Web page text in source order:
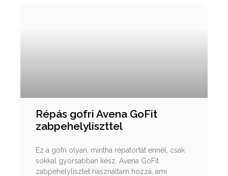
Répás gofri Avena GoFit
zabpehelyliszttel
Ez a gofri olyan, mintha répatortát ennél, csak
sokkal gyorsabban kész. Avena GoFit
zabpehelylisztet használtam hozzá, ami